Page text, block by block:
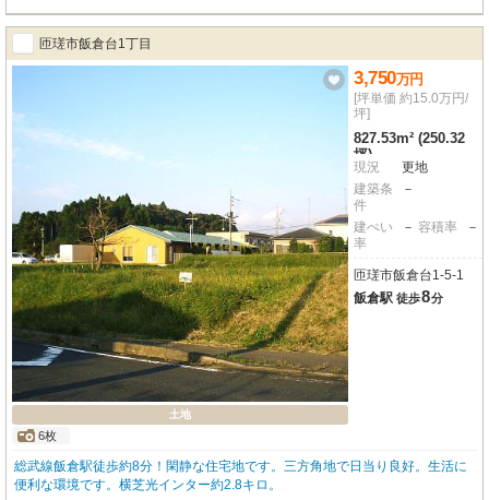
匝瑳市飯倉台1丁目
土地
6枚
3,750万円
[坪単価 約15.0万円/
坪]
827.53m² (250.32
坪)
現況
更地
建築条
件
－
建ぺい
率
－ 容積率 －
匝瑳市飯倉台1-5-1
飯倉駅 徒歩8分
総武線飯倉駅徒歩約8分！閑静な住宅地です。三方角地で日当り良好。生活に
便利な環境です。横芝光インター約2.8キロ。